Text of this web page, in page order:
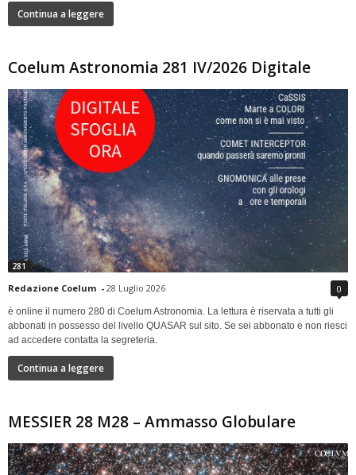
Continua a leggere
Coelum Astronomia 281 IV/2026 Digitale
281
Redazione Coelum - 28 Luglio 2026 0
è online il numero 280 di Coelum Astronomia. La lettura è riservata a tutti gli
abbonati in possesso del livello QUASAR sul sito. Se sei abbonato e non riesci
ad accedere contatta la segreteria.
Continua a leggere
MESSIER 28 M28 – Ammasso Globulare